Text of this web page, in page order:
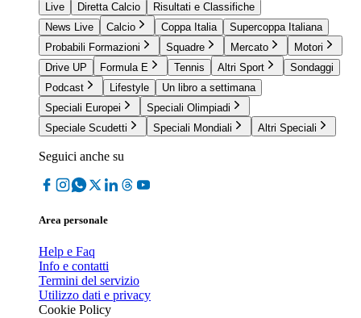
Live
Diretta Calcio
Risultati e Classifiche
News Live
Calcio Coppa Italia
Supercoppa Italiana
Probabili Formazioni
Squadre Mercato
Motori
Drive UP
Formula E Tennis Altri Sport
Sondaggi
Podcast
Lifestyle
Un libro a settimana
Speciali Europei
Speciali Olimpiadi
Speciale Scudetti
Speciali Mondiali Altri Speciali
Seguici anche su
Area personale
Help e Faq
Info e contatti
Termini del servizio
Utilizzo dati e privacy
Cookie Policy